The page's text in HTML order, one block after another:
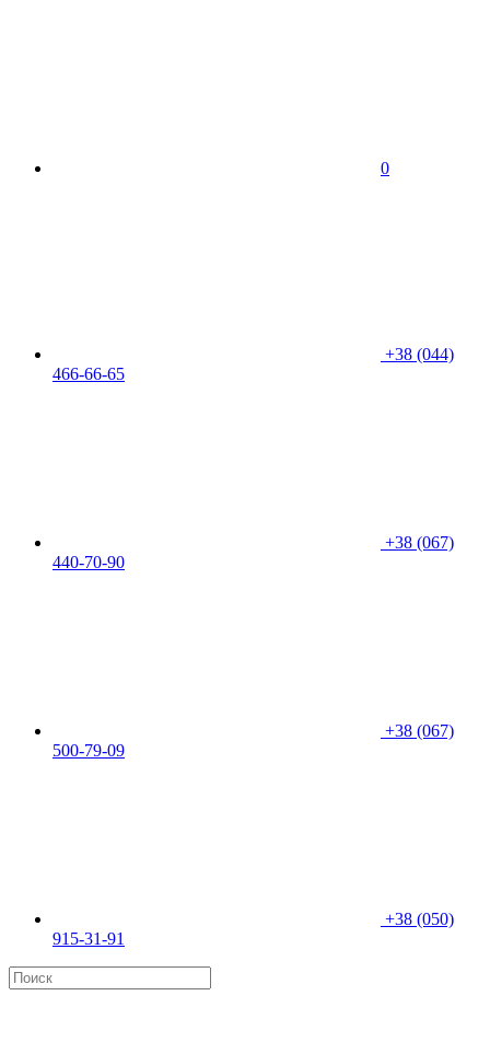
0
+38 (044)
466-66-65
+38 (067)
440-70-90
+38 (067)
500-79-09
+38 (050)
915-31-91